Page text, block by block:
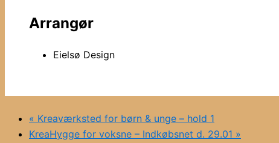
Arrangør
Eielsø Design
« Kreaværksted for børn & unge – hold 1
KreaHygge for voksne – Indkøbsnet d. 29.01 »